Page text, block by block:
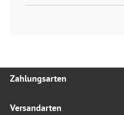
Zahlungsarten
Versandarten